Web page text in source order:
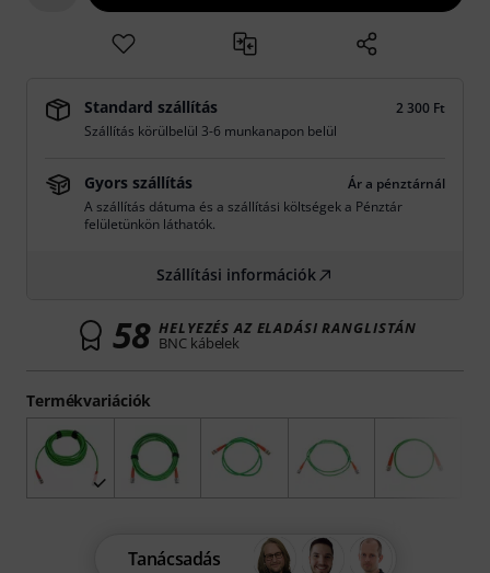
Termékvariációk
Standard szállítás
2 300 Ft
Szállítás körülbelül 3-6 munkanapon belül
Gyors szállítás
Ár a pénztárnál
A szállítás dátuma és a szállítási költségek a Pénztár
felületünkön láthatók.
Szállítási információk
58 HELYEZÉS AZ ELADÁSI RANGLISTÁN
BNC kábelek
Tanácsadás